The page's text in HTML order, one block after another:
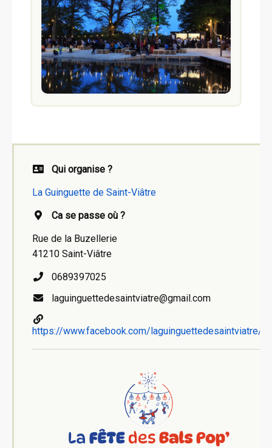
Qui organise ?
La Guinguette de Saint-Viâtre
Ca se passe où ?
Rue de la Buzellerie
41210 Saint-Viâtre
0689397025
laguinguettedesaintviatre@gmail.com
https://www.facebook.com/laguinguettedesaintviatre/